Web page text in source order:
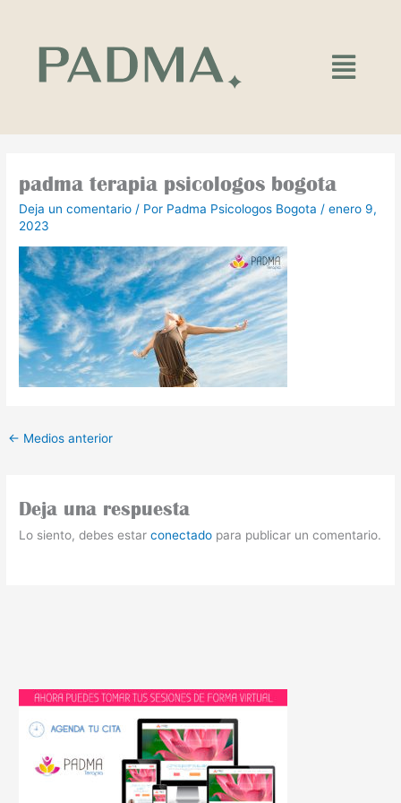
contenido
Main
Menu
padma terapia psicologos bogota
Deja un comentario / Por Padma Psicologos Bogota /enero 9,
2023
← Medios anterior
Deja una respuesta
Lo siento, debes estarconectado para publicar un comentario.